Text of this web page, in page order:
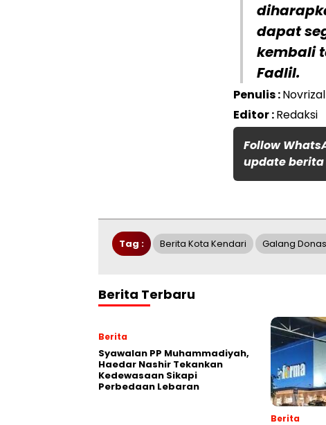
dapat
kembali
Fadlil.
Penulis :
Editor :Redaksi
Follow
update
Tag : Berita Kota Kendari Galang
Berita Terbaru
Berita
Syawalan PP Muhammadiyah,
Haedar Nashir Tekankan
Kedewasaan Sikapi
Perbedaan Lebaran
Berita